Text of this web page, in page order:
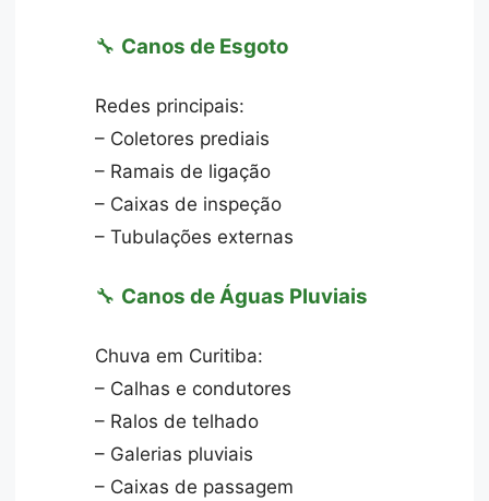
🔧 Canos de Esgoto
Redes principais:
– Coletores prediais
– Ramais de ligação
– Caixas de inspeção
– Tubulações externas
🔧 Canos de Águas Pluviais
Chuva em Curitiba:
– Calhas e condutores
– Ralos de telhado
– Galerias pluviais
– Caixas de passagem